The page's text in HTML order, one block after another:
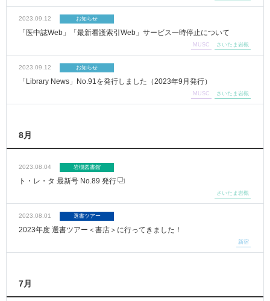
2023.09.12 お知らせ
「医中誌Web」「最新看護索引Web」サービス一時停止について
MUSC さいたま岩槻
2023.09.12 お知らせ
「Library News」No.91を発行しました（2023年9月発行）
MUSC さいたま岩槻
8月
2023.08.04 岩槻図書館
ト・レ・タ 最新号 No.89 発行
さいたま岩槻
2023.08.01 選書ツアー
2023年度 選書ツアー＜書店＞に行ってきました！
新宿
7月